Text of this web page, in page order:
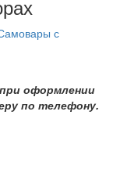
с
оформлении
по телефону.